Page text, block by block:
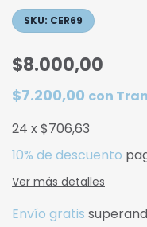
SKU: CER69
$8.000,00
$7.200,00 con
24 x$706,63
10% de descuento
Ver más detalles
Envío gratis